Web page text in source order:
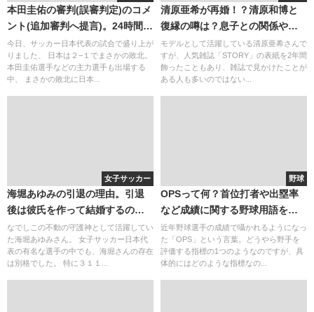
本田圭佑の審判(誤審判定)のコメ
ント(追加審判へ提言)。24時間テ
レビの名言(言葉)と動画
今日、サッカー日本代表の試合で盛り上が
りました、 日本は２−１でまさかの敗北。
本田圭佑選手などの主力選手も出場する
中、 まさかの敗北に日本...
清原亜希が再婚！？清原和博と
復縁の噂は？息子との関係や現
在を徹底調査！
モデルとして活躍している清原亜希さんで
すが、人気雑誌「STORY」の表紙を2年間
飾ったこともあり、雑誌で見かけたことが
ある人も多いのではない...
女子サッカー
海堀あゆみの引退の理由。引退
後は彼氏を作って結婚するの
か？副業ってをしてるのか？姉
のような存在
なでしこの不動の守護神として活躍してい
た海堀あゆみさん。 女子サッカー日本代
表の有名な選手の中でも、海堀さんの存在
は別格でした。 特に３１１...
野球
OPSって何？首位打者や出塁率
など成績に関する野球用語を徹
底解説！
近年野球選手の成績で囁かれるようになっ
た「OPS」という言葉。どうやら野手を
評価する指標の1つのようなのですが、具
体的にはどのような指標なの...